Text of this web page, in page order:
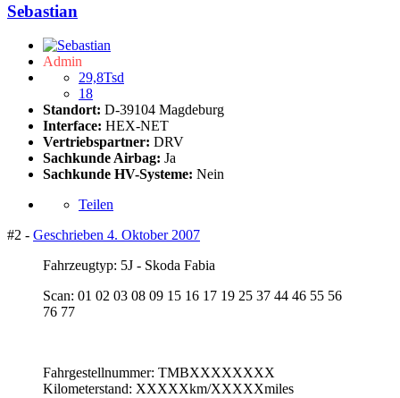
Sebastian
Admin
29,8Tsd
18
Standort: D-39104 Magdeburg
Interface: HEX-NET
Vertriebspartner: DRV
Sachkunde Airbag: Ja
Sachkunde HV-Systeme: Nein
Teilen
#2 - Geschrieben 4. Oktober 2007
Fahrzeugtyp: 5J - Skoda Fabia
Scan: 01 02 03 08 09 15 16 17 19 25 37 44 46 55 56
76 77
Fahrgestellnummer: TMBXXXXXXXX
Kilometerstand: XXXXXkm/XXXXXmiles